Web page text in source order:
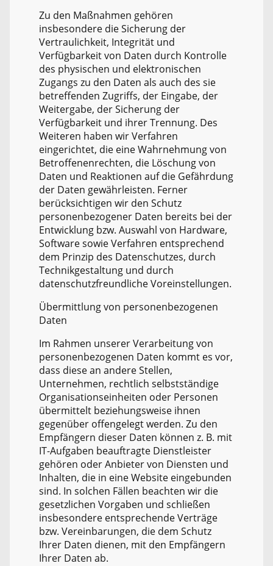
Zu den Maßnahmen gehören
insbesondere die Sicherung der
Vertraulichkeit, Integrität und
Verfügbarkeit von Daten durch Kontrolle
des physischen und elektronischen
Zugangs zu den Daten als auch des sie
betreffenden Zugriffs, der Eingabe, der
Weitergabe, der Sicherung der
Verfügbarkeit und ihrer Trennung. Des
Weiteren haben wir Verfahren
eingerichtet, die eine Wahrnehmung von
Betroffenenrechten, die Löschung von
Daten und Reaktionen auf die Gefährdung
der Daten gewährleisten. Ferner
berücksichtigen wir den Schutz
personenbezogener Daten bereits bei der
Entwicklung bzw. Auswahl von Hardware,
Software sowie Verfahren entsprechend
dem Prinzip des Datenschutzes, durch
Technikgestaltung und durch
datenschutzfreundliche Voreinstellungen.
Übermittlung von personenbezogenen
Daten
Im Rahmen unserer Verarbeitung von
personenbezogenen Daten kommt es vor,
dass diese an andere Stellen,
Unternehmen, rechtlich selbstständige
Organisationseinheiten oder Personen
übermittelt beziehungsweise ihnen
gegenüber offengelegt werden. Zu den
Empfängern dieser Daten können z. B. mit
IT-Aufgaben beauftragte Dienstleister
gehören oder Anbieter von Diensten und
Inhalten, die in eine Website eingebunden
sind. In solchen Fällen beachten wir die
gesetzlichen Vorgaben und schließen
insbesondere entsprechende Verträge
bzw. Vereinbarungen, die dem Schutz
Ihrer Daten dienen, mit den Empfängern
Ihrer Daten ab.